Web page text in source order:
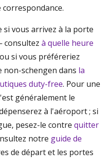
si vous arrivez à la porte
consultez à quelle heure
si vous préféreriez
schengen dans la
duty-free. Pour une
généralement le
à l'aéroport ; si
pesez-le contre quitter
notre guide de
de départ et les portes